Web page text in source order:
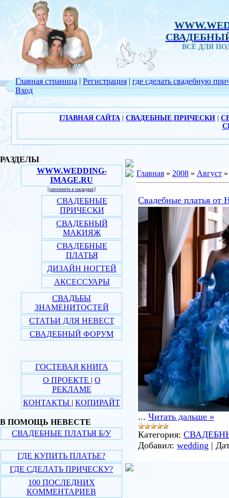
ВСЁ ДЛЯ
Главная страница | Регистрация |
Вход
где сделать свадебную
ГЛАВНАЯ САЙТА СВАДЕБНЫЕ ПРИЧЕСКИ
РАЗДЕЛЫ
WWW.WEDDING-
IMAGE.RU
[запомнить в закладках]
СВАДЕБНЫЕ
ПРИЧЕСКИ
СВАДЕБНЫЙ
МАКИЯЖ
СВАДЕБНЫЕ
ПЛАТЬЯ
ДИЗАЙН НОГТЕЙ
АКСЕССУАРЫ
СВАДЬБЫ
ЗНАМЕНИТОСТЕЙ
СТАТЬИ ДЛЯ НЕВЕСТ
СВАДЕБНЫЙ ФОРУМ
ГОСТЕВАЯ КНИГА
О ПРОЕКТЕ | О
РЕКЛАМЕ
КОНТАКТЫ | КОПИРАЙТ
В ПОМОЩЬ НЕВЕСТЕ
СВАДЕБНЫЕ ПЛАТЬЯ Б/У
ГДЕ КУПИТЬ ПЛАТЬЕ?
ГДЕ СДЕЛАТЬ ПРИЧЕСКУ?
100 ПОСЛЕДНИХ
КОММЕНТАРИЕВ
Главная » 2008 » Август »
Свадебные платья от
... Читать дальше »
Категория:
Добавил: wedding |